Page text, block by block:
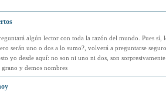
algún lector con toda la razón del mundo. Pues sí,
serán uno o dos a lo sumo?, volverá a preguntarse
yo desde aquí: no son ni uno ni dos, son sorpresivamente
y demos nombres